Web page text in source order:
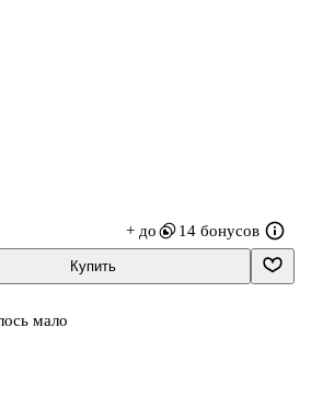
+ до 14 бонусов
Купить
мало